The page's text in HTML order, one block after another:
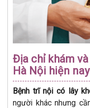
Địa chỉ khám
Hà Nội hiện nay
Bệnh trĩ nội có lây
người khác nhưng